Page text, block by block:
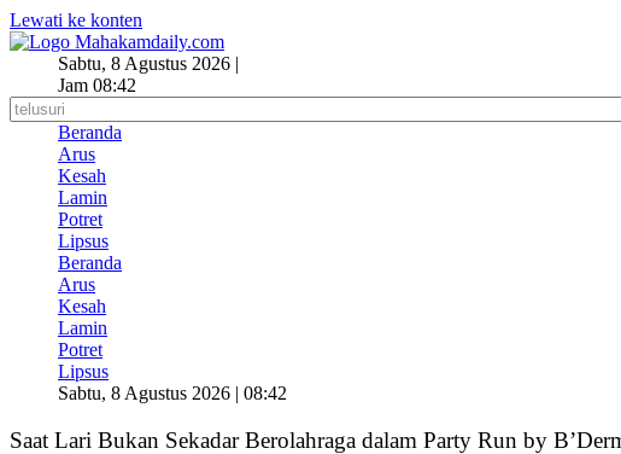
Lewati ke konten
Sabtu, 8 Agustus 2026 |
Jam 08:42
Beranda
Arus
Kesah
Lamin
Potret
Lipsus
Beranda
Arus
Kesah
Lamin
Potret
Lipsus
Sabtu, 8 Agustus 2026 | 08:42
Saat Lari Bukan Sekadar Berolahraga dalam Party Run by